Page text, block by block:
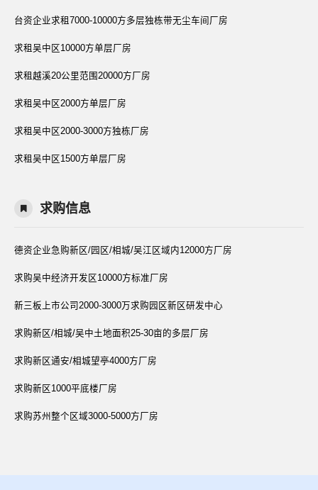
台资企业求租7000-10000方多层独栋带无尘车间厂房
求租吴中区10000方单层厂房
求租越溪20公里范围20000方厂房
求租吴中区2000方单层厂房
求租吴中区2000-3000方独栋厂房
求租吴中区1500方单层厂房
求购信息
德资企业急购新区/园区/相城/吴江区域内12000方厂房
求购吴中经济开发区10000方标准厂房
新三板上市公司2000-3000万求购园区新区研发中心
求购新区/相城/吴中土地面积25-30亩的多层厂房
求购新区通安/相城望亭4000方厂房
求购新区1000平底楼厂房
求购苏州整个区域3000-5000方厂房